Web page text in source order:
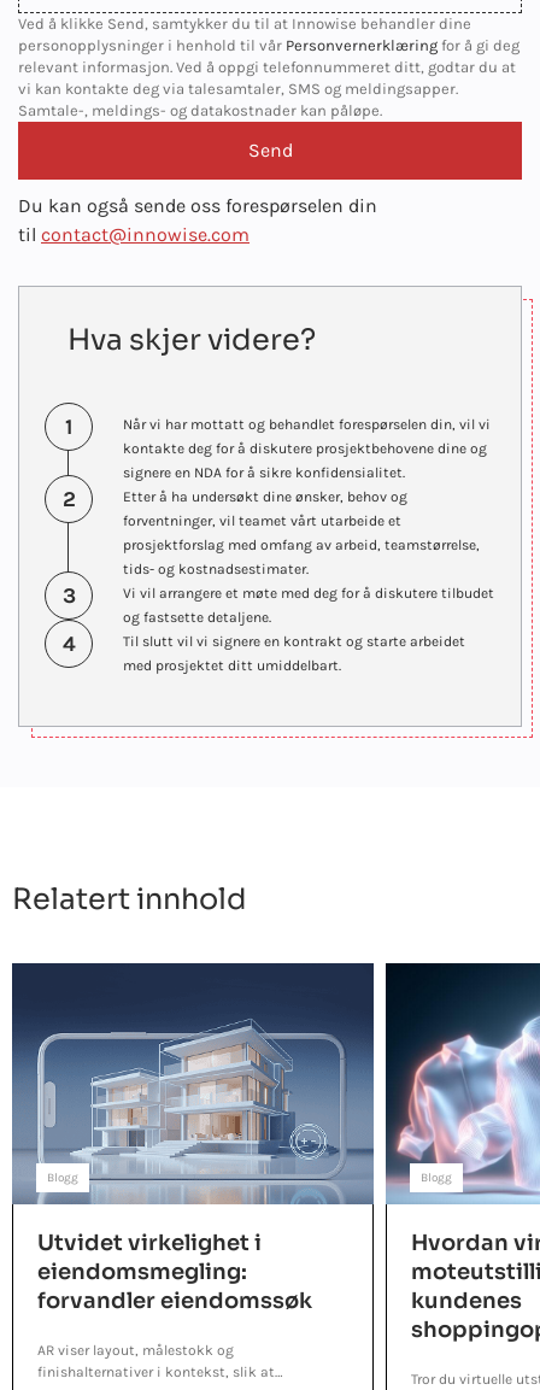
Ved å klikke Send, samtykker du til at Innowise behandler dine
personopplysninger i henhold til vår Personvernerklæring for å gi deg
relevant informasjon. Ved å oppgi telefonnummeret ditt, godtar du at
vi kan kontakte deg via talesamtaler, SMS og meldingsapper.
Samtale-, meldings- og datakostnader kan påløpe.
Du kan også sende oss forespørselen din
til contact@innowise.com
Hva skjer videre?
1
Når vi har mottatt og behandlet forespørselen din, vil vi
kontakte deg for å diskutere prosjektbehovene dine og
signere en NDA for å sikre konfidensialitet.
2
Etter å ha undersøkt dine ønsker, behov og
forventninger, vil teamet vårt utarbeide et
prosjektforslag med omfang av arbeid, teamstørrelse,
tids- og kostnadsestimater.
3
Vi vil arrangere et møte med deg for å diskutere tilbudet
og fastsette detaljene.
4
Til slutt vil vi signere en kontrakt og starte arbeidet
med prosjektet ditt umiddelbart.
Relatert innhold
Blogg
Utvidet virkelighet i
eiendomsmegling:
forvandler eiendomssøk
AR viser layout, målestokk og
finishalternativer i kontekst, slik at
Blogg
Hvordan
kundenes
Tror du virtuelle